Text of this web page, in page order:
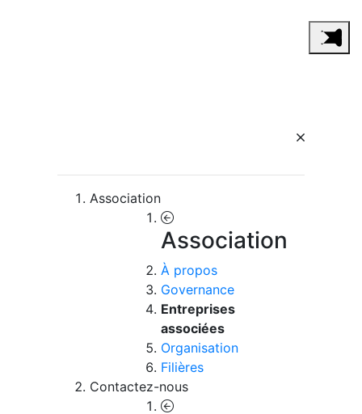
Association
Association
À propos
Governance
Entreprises
associées
Organisation
Filières
Contactez-nous